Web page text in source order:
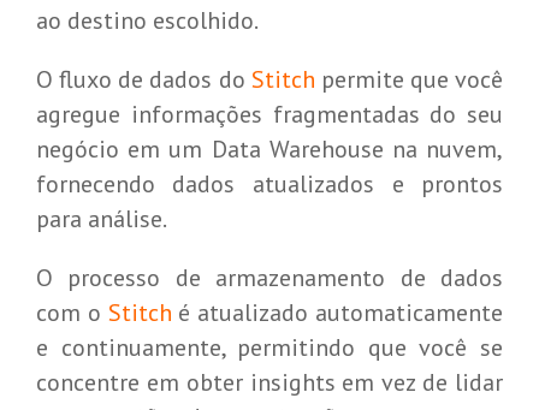
ao destino escolhido.
O fluxo de dados do Stitch permite que você
agregue informações fragmentadas do seu
negócio em um Data Warehouse na nuvem,
fornecendo dados atualizados e prontos
para análise.
O processo de armazenamento de dados
com o Stitch é atualizado automaticamente
e continuamente, permitindo que você se
concentre em obter insights em vez de lidar